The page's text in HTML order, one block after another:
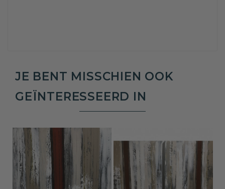
JE BENT MISSCHIEN OOK
GEÏNTERESSEERD IN